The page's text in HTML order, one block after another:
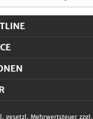
gesetzl. Mehrwertsteuer zzgl.